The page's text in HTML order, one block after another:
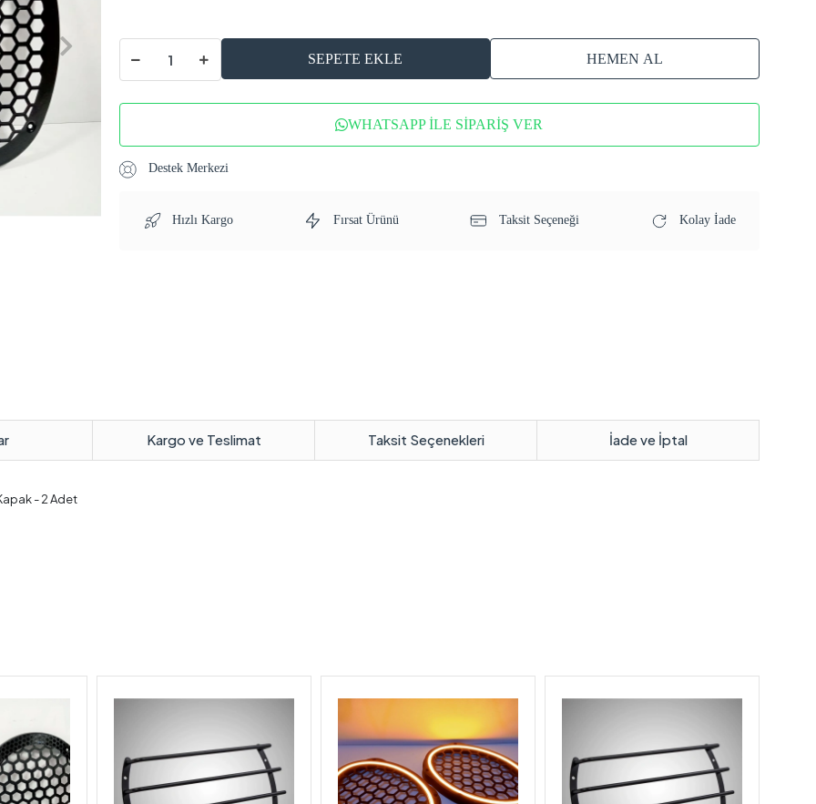
SEPETE EKLE HEMEN AL
WHATSAPP İLE SİPARİŞ VER
Destek Merkezi
Hızlı Kargo Fırsat Ürünü Taksit Seçeneği Kolay İade
Kargo ve Teslimat Taksit Seçenekleri İade ve İptal
- 2 Adet